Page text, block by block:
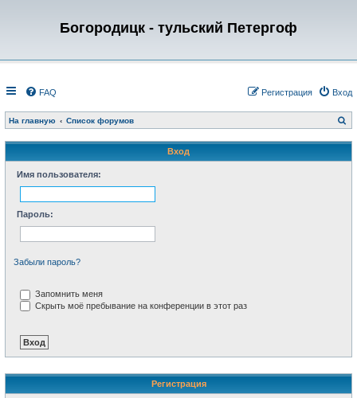
Богородицк - тульский Петергоф
FAQ Вход
Регистрация
На главную Список форумов
о
с
Вход
Имя пользователя:
Пароль:
Забыли пароль?
Запомнить меня
Скрыть моё пребывание на конференции в этот раз
Регистрация